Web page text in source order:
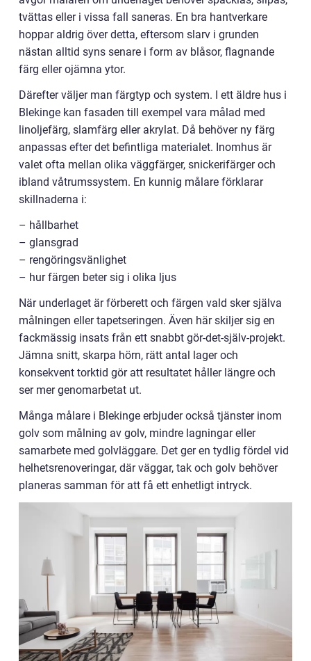
tvättas eller i vissa fall saneras. En bra hantverkare
hoppar aldrig över detta, eftersom slarv i grunden
nästan alltid syns senare i form av blåsor, flagnande
färg eller ojämna ytor.
Därefter väljer man färgtyp och system. I ett äldre hus i
Blekinge kan fasaden till exempel vara målad med
linoljefärg, slamfärg eller akrylat. Då behöver ny färg
anpassas efter det befintliga materialet. Inomhus är
valet ofta mellan olika väggfärger, snickerifärger och
ibland våtrumssystem. En kunnig målare förklarar
skillnaderna i:
– hållbarhet
– glansgrad
– rengöringsvänlighet
– hur färgen beter sig i olika ljus
När underlaget är förberett och färgen vald sker själva
målningen eller tapetseringen. Även här skiljer sig en
fackmässig insats från ett snabbt gör-det-själv-projekt.
Jämna snitt, skarpa hörn, rätt antal lager och
konsekvent torktid gör att resultatet håller längre och
ser mer genomarbetat ut.
Många målare i Blekinge erbjuder också tjänster inom
golv som målning av golv, mindre lagningar eller
samarbete med golvläggare. Det ger en tydlig fördel vid
helhetsrenoveringar, där väggar, tak och golv behöver
planeras samman för att få ett enhetligt intryck.